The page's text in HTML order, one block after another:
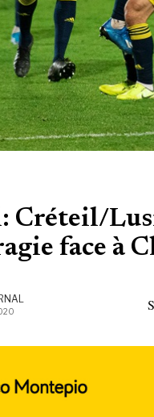
Créteil/
face à